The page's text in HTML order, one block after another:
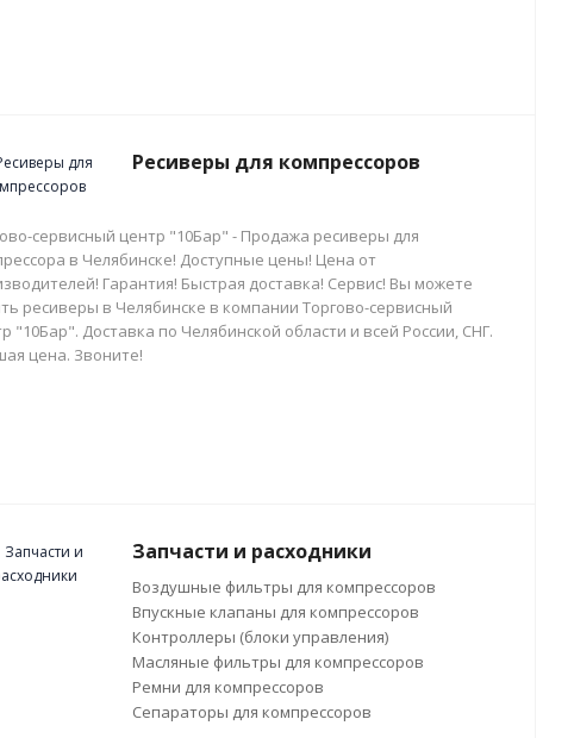
Ресиверы для компрессоров
сервисный центр "10Бар" - Продажа ресиверы для
в Челябинске! Доступные цены! Цена от
Гарантия! Быстрая доставка! Сервис! Вы можете
ресиверы в Челябинске в компании Торгово-сервисный
"10Бар". Доставка по Челябинской области и всей России, СНГ.
цена. Звоните!
Запчасти и расходники
Воздушные фильтры для компрессоров
Впускные клапаны для компрессоров
Контроллеры (блоки управления)
Масляные фильтры для компрессоров
Ремни для компрессоров
Сепараторы для компрессоров